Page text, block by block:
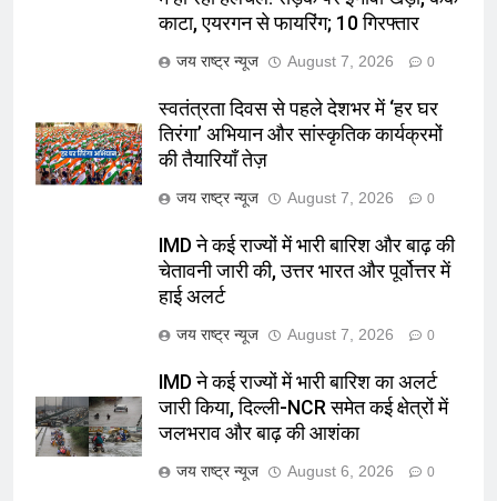
काटा, एयरगन से फायरिंग; 10 गिरफ्तार
जय राष्ट्र न्यूज August 7, 2026 0
स्वतंत्रता दिवस से पहले देशभर में ‘हर घर
तिरंगा’ अभियान और सांस्कृतिक कार्यक्रमों
की तैयारियाँ तेज़
जय राष्ट्र न्यूज August 7, 2026 0
IMD ने कई राज्यों में भारी बारिश और बाढ़ की
चेतावनी जारी की, उत्तर भारत और पूर्वोत्तर में
हाई अलर्ट
जय राष्ट्र न्यूज August 7, 2026 0
IMD ने कई राज्यों में भारी बारिश का अलर्ट
जारी किया, दिल्ली-NCR समेत कई क्षेत्रों में
जलभराव और बाढ़ की आशंका
जय राष्ट्र न्यूज August 6, 2026 0